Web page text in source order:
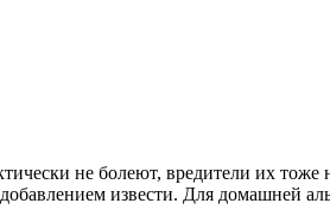
не болеют, вредители их тоже
извести. Для домашней